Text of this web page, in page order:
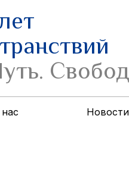
Новости